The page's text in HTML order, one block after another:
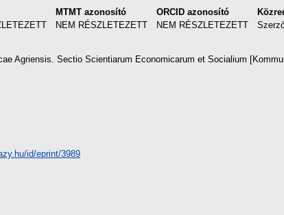
MTMT azonosító ORCID azonosító
NEM RÉSZLETEZETT NEM RÉSZLETEZETT
Agriensis. Sectio Scientiarum Economicarum et Socialium
id/eprint/3989